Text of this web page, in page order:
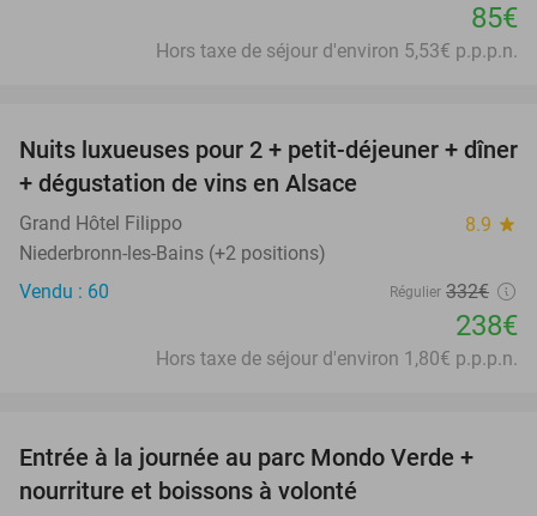
85€
Hors taxe de séjour d'environ 5,53€ p.p.p.n.
28%
Nuits luxueuses pour 2 + petit-déjeuner + dîner
+ dégustation de vins en Alsace
Grand Hôtel Filippo 8.9 star
Niederbronn-les-Bains (+2 positions)
Vendu : 60
Régulier 332€
238€
Hors taxe de séjour d'environ 1,80€ p.p.p.n.
25%
Entrée à la journée au parc Mondo Verde +
nourriture et boissons à volonté